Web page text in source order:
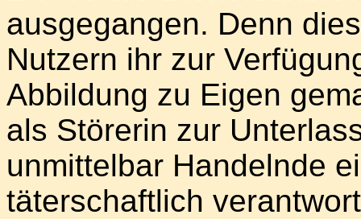
ausgegangen. Denn
Nutzern ihr zur
Abbildung zu Eigen
als Störerin zur
unmittelbar Handelnde
täterschaftlich